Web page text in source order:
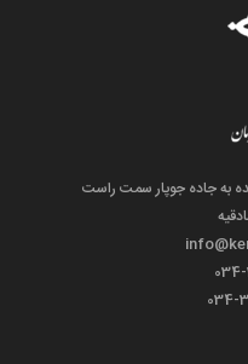
به جاده جوپار سمت راست